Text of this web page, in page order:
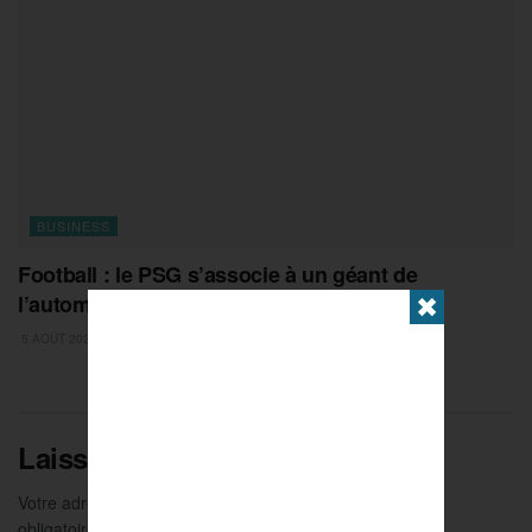
BUSINESS
Football : le PSG s’associe à un géant de
l’automobile
Laisser un commentaire
Votre adresse e-mail ne sera pas publiée.
✖